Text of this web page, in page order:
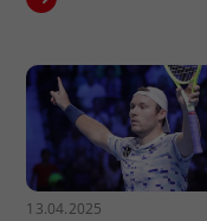
13.04.2025